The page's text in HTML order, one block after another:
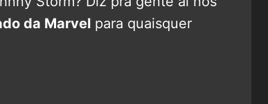
da Marvel para quaisquer